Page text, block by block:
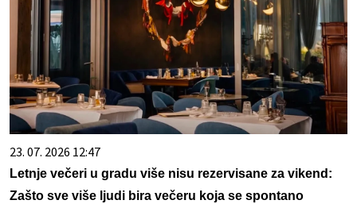
23. 07. 2026 12:47
Letnje večeri u gradu više nisu rezervisane za vikend:
Zašto sve više ljudi bira večeru koja se spontano